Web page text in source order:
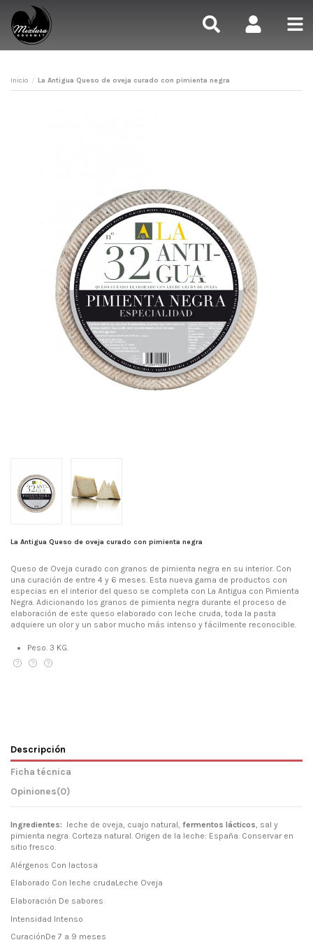
Inicio La Antigua Queso de oveja curado con pimienta negra
La Antigua Queso de oveja curado con pimienta negra
Queso de Oveja curado con granos de pimienta negra en su interior. Con
una curación de entre 4 y 6 meses. Esta nueva gama de productos con
especias en el interior del queso se completa con La Antigua con Pimienta
Negra. Adicionando los granos de pimienta negra durante el proceso de
elaboración de este queso elaborado con leche cruda, toda la pasta
adquiere un olor y un sabor mucho más intenso y fácilmente reconocible.
Peso. 3 KG.
Descripción
Ficha técnica
Opiniones(0)
Ingredientes: leche de oveja, cuajo natural, fermentos lácticos, sal y
pimienta negra. Corteza natural. Origen de la leche: España. Conservar en
sitio fresco.
Alérgenos Con lactosa
Elaborado Con leche crudaLeche Oveja
Elaboración De sabores
Intensidad Intenso
CuraciónDe 7 a 9 meses